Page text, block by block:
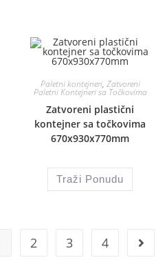
Paletni kontejneri, Zatvoreni
Paletni Kontejneri sa Točkovima
Zatvoreni plastični
kontejner sa točkovima
670x930x770mm
Traži Ponudu
2 3 4